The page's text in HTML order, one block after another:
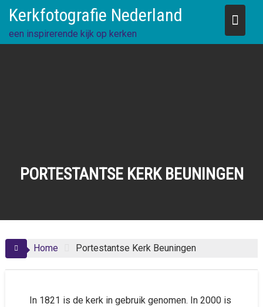
content
Kerkfotografie Nederland
een inspirerende kijk op kerken
PORTESTANTSE KERK BEUNINGEN
Home Portestantse Kerk Beuningen
In 1821 is de kerk in gebruik genomen. In 2000 is